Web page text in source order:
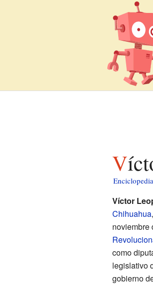
Víctor
Chihuahua
noviembre
como
legislativo
gobierno